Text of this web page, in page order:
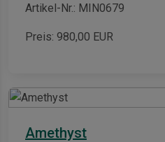
Artikel-Nr.: MIN0679
Preis: 980,00 EUR
Amethyst